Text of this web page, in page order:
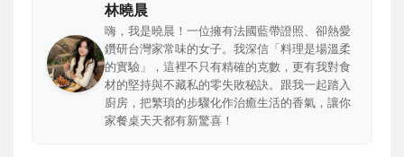
林曉晨
嗨，我是曉晨！一位擁有法國藍帶證照、卻熱愛
鑽研台灣家常味的女子。我深信「料理是場溫柔
的實驗」，這裡不只有精確的克數，更有我對食
材的堅持與不藏私的零失敗秘訣。跟我一起踏入
廚房，把繁瑣的步驟化作治癒生活的香氣，讓你
家餐桌天天都有新驚喜！